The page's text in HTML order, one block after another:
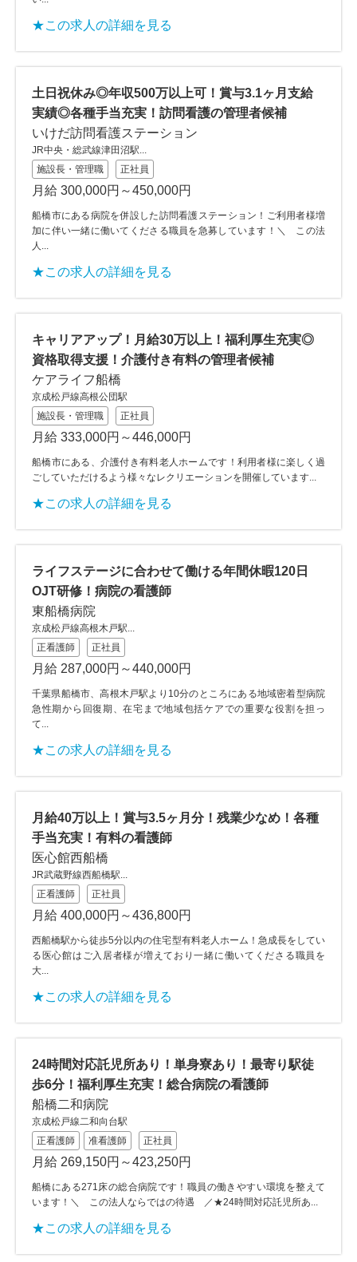
★この求人の詳細を見る
土日祝休み◎年収500万以上可！賞与3.1ヶ月支給
実績◎各種手当充実！訪問看護の管理者候補
いけだ訪問看護ステーション
JR中央・総武線津田沼駅...
施設長・管理職
正社員
月給 300,000円～450,000円
船橋市にある病院を併設した訪問看護ステーション！ご利用者様増
加に伴い一緒に働いてくださる職員を急募しています！＼ この法
人...
★この求人の詳細を見る
キャリアアップ！月給30万以上！福利厚生充実◎
資格取得支援！介護付き有料の管理者候補
ケアライフ船橋
京成松戸線高根公団駅
施設長・管理職
正社員
月給 333,000円～446,000円
船橋市にある、介護付き有料老人ホームです！利用者様に楽しく過
ごしていただけるよう様々なレクリエーションを開催しています...
★この求人の詳細を見る
ライフステージに合わせて働ける年間休暇120日
OJT研修！病院の看護師
東船橋病院
京成松戸線高根木戸駅...
正看護師
正社員
月給 287,000円～440,000円
千葉県船橋市、高根木戸駅より10分のところにある地域密着型病院
急性期から回復期、在宅まで地域包括ケアでの重要な役割を担っ
て...
★この求人の詳細を見る
月給40万以上！賞与3.5ヶ月分！残業少なめ！各種
手当充実！有料の看護師
医心館西船橋
JR武蔵野線西船橋駅...
正看護師
正社員
月給 400,000円～436,800円
西船橋駅から徒歩5分以内の住宅型有料老人ホーム！急成長をしてい
る医心館はご入居者様が増えており一緒に働いてくださる職員を
大...
★この求人の詳細を見る
24時間対応託児所あり！単身寮あり！最寄り駅徒
歩6分！福利厚生充実！総合病院の看護師
船橋二和病院
京成松戸線二和向台駅
正看護師
准看護師 正社員
月給 269,150円～423,250円
船橋にある271床の総合病院です！職員の働きやすい環境を整えて
います！＼ この法人ならではの待遇 ／★24時間対応託児所あ...
★この求人の詳細を見る